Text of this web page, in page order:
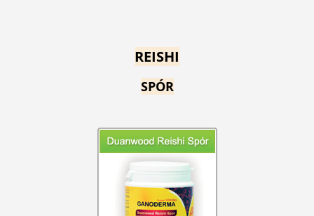
REISHI
SPÓR